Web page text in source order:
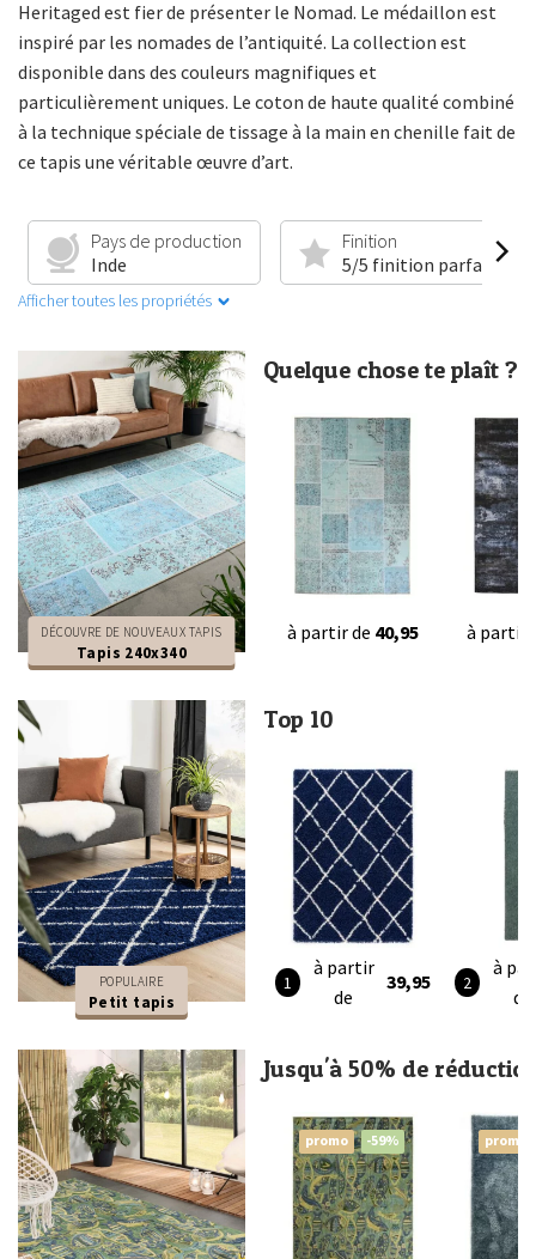
Heritaged est fier de présenter le Nomad. Le médaillon est
inspiré par les nomades de l’antiquité. La collection est
disponible dans des couleurs magnifiques et
particulièrement uniques. Le coton de haute qualité combiné
à la technique spéciale de tissage à la main en chenille fait de
ce tapis une véritable œuvre d’art.
Pays de production
Inde
Finition
5/5 finition parfaite
Afficher toutes les propriétés
DÉCOUVRE DE NOUVEAUX TAPIS
Tapis 240x340
Quelque chose te plaît ?
à partir de 40,95 à partir
POPULAIRE
Petit tapis
Top 10
à partir
de
39,95
à
de
Jusqu'à 50% de
promo -59% promo